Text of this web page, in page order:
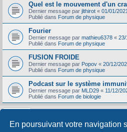
En poursuivant votre navigation
Quel est le mouvement d'un
Dernier message par jlthirot « 01/01/
Publié dans Forum de physique
Fourier
Dernier message par mathieu6378 « 23/
Publié dans Forum de physique
FUSION FROIDE
Dernier message par Popov « 20/12/
Publié dans Forum de physique
Podcast sur le système
Dernier message par MLD29 « 11/12/
Publié dans Forum de biologie
La recherche a retourné 356 résultats